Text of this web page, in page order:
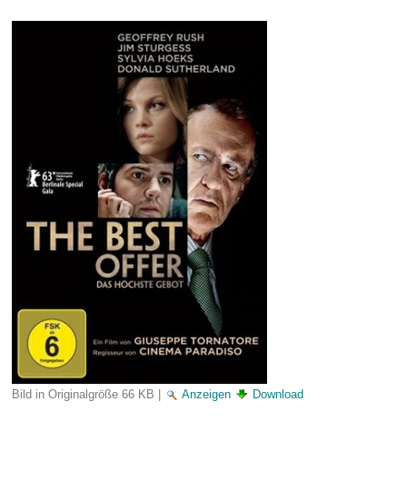
Bild in Originalgröße 66 KB | Anzeigen Download